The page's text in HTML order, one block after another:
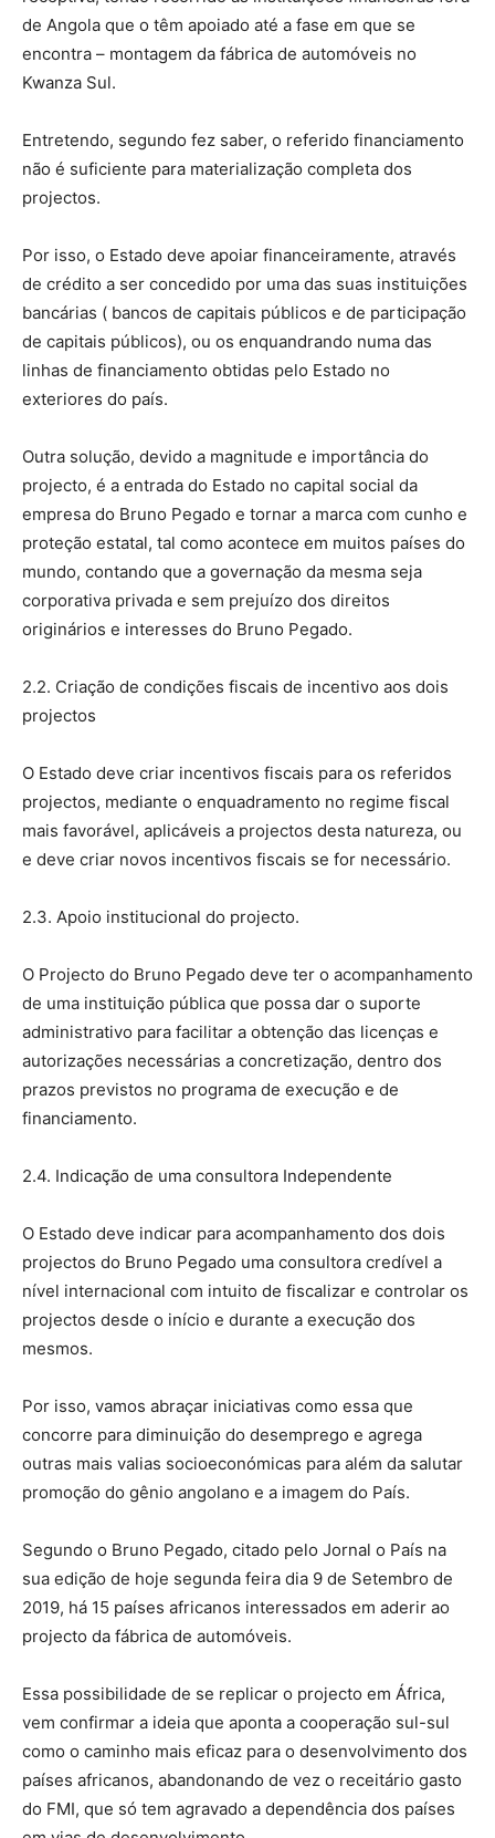
de Angola que o têm apoiado até a fase em que se
encontra – montagem da fábrica de automóveis no
Kwanza Sul.
Entretendo, segundo fez saber, o referido financiamento
não é suficiente para materialização completa dos
projectos.
Por isso, o Estado deve apoiar financeiramente, através
de crédito a ser concedido por uma das suas instituições
bancárias ( bancos de capitais públicos e de participação
de capitais públicos), ou os enquandrando numa das
linhas de financiamento obtidas pelo Estado no
exteriores do país.
Outra solução, devido a magnitude e importância do
projecto, é a entrada do Estado no capital social da
empresa do Bruno Pegado e tornar a marca com cunho e
proteção estatal, tal como acontece em muitos países do
mundo, contando que a governação da mesma seja
corporativa privada e sem prejuízo dos direitos
originários e interesses do Bruno Pegado.
2.2. Criação de condições fiscais de incentivo aos dois
projectos
O Estado deve criar incentivos fiscais para os referidos
projectos, mediante o enquadramento no regime fiscal
mais favorável, aplicáveis a projectos desta natureza, ou
e deve criar novos incentivos fiscais se for necessário.
2.3. Apoio institucional do projecto.
O Projecto do Bruno Pegado deve ter o acompanhamento
de uma instituição pública que possa dar o suporte
administrativo para facilitar a obtenção das licenças e
autorizações necessárias a concretização, dentro dos
prazos previstos no programa de execução e de
financiamento.
2.4. Indicação de uma consultora Independente
O Estado deve indicar para acompanhamento dos dois
projectos do Bruno Pegado uma consultora credível a
nível internacional com intuito de fiscalizar e controlar os
projectos desde o início e durante a execução dos
mesmos.
Por isso, vamos abraçar iniciativas como essa que
concorre para diminuição do desemprego e agrega
outras mais valias socioeconómicas para além da salutar
promoção do gênio angolano e a imagem do País.
Segundo o Bruno Pegado, citado pelo Jornal o País na
sua edição de hoje segunda feira dia 9 de Setembro de
2019, há 15 países africanos interessados em aderir ao
projecto da fábrica de automóveis.
Essa possibilidade de se replicar o projecto em África,
vem confirmar a ideia que aponta a cooperação sul-sul
como o caminho mais eficaz para o desenvolvimento dos
países africanos, abandonando de vez o receitário gasto
do FMI, que só tem agravado a dependência dos países